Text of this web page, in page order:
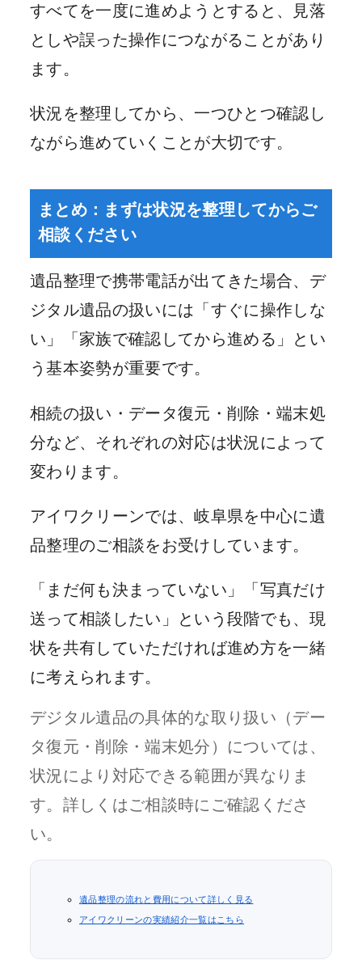
すべてを一度に進めようとすると、見落
としや誤った操作につながることがあり
ます。
状況を整理してから、一つひとつ確認し
ながら進めていくことが大切です。
まとめ：まずは状況を整理してからご
相談ください
遺品整理で携帯電話が出てきた場合、デ
ジタル遺品の扱いには「すぐに操作しな
い」「家族で確認してから進める」とい
う基本姿勢が重要です。
相続の扱い・データ復元・削除・端末処
分など、それぞれの対応は状況によって
変わります。
アイワクリーンでは、岐阜県を中心に遺
品整理のご相談をお受けしています。
「まだ何も決まっていない」「写真だけ
送って相談したい」という段階でも、現
状を共有していただければ進め方を一緒
に考えられます。
デジタル遺品の具体的な取り扱い（デー
タ復元・削除・端末処分）については、
状況により対応できる範囲が異なりま
す。詳しくはご相談時にご確認くださ
い。
遺品整理の流れと費用について詳しく見る
アイワクリーンの実績紹介一覧はこちら